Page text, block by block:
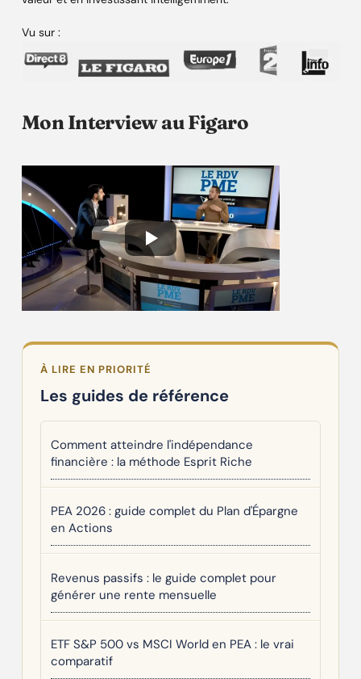
Vu sur :
Mon Interview au Figaro
À LIRE EN PRIORITÉ
Les guides de référence
Comment atteindre l'indépendance
financière : la méthode Esprit Riche
PEA 2026 : guide complet du Plan d'Épargne
en Actions
Revenus passifs : le guide complet pour
générer une rente mensuelle
ETF S&P 500 vs MSCI World en PEA : le vrai
comparatif